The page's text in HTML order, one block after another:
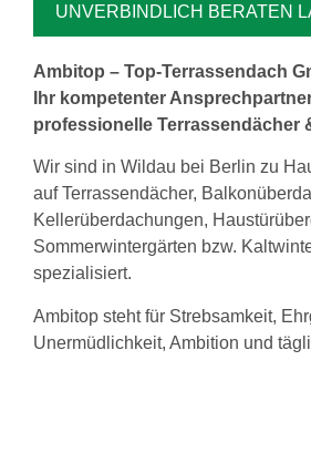
UNVERBINDLICH BERATEN
Ambitop – Top-Terrassendach
Ihr kompetenter
professionelle Terrassendächer
Wir sind in Wildau bei Berlin zu
auf Terrassendächer,
Kellerüberdachungen,
Sommerwintergärten bzw.
spezialisiert.
Ambitop steht für Strebsamkeit,
Unermüdlichkeit, Ambition und